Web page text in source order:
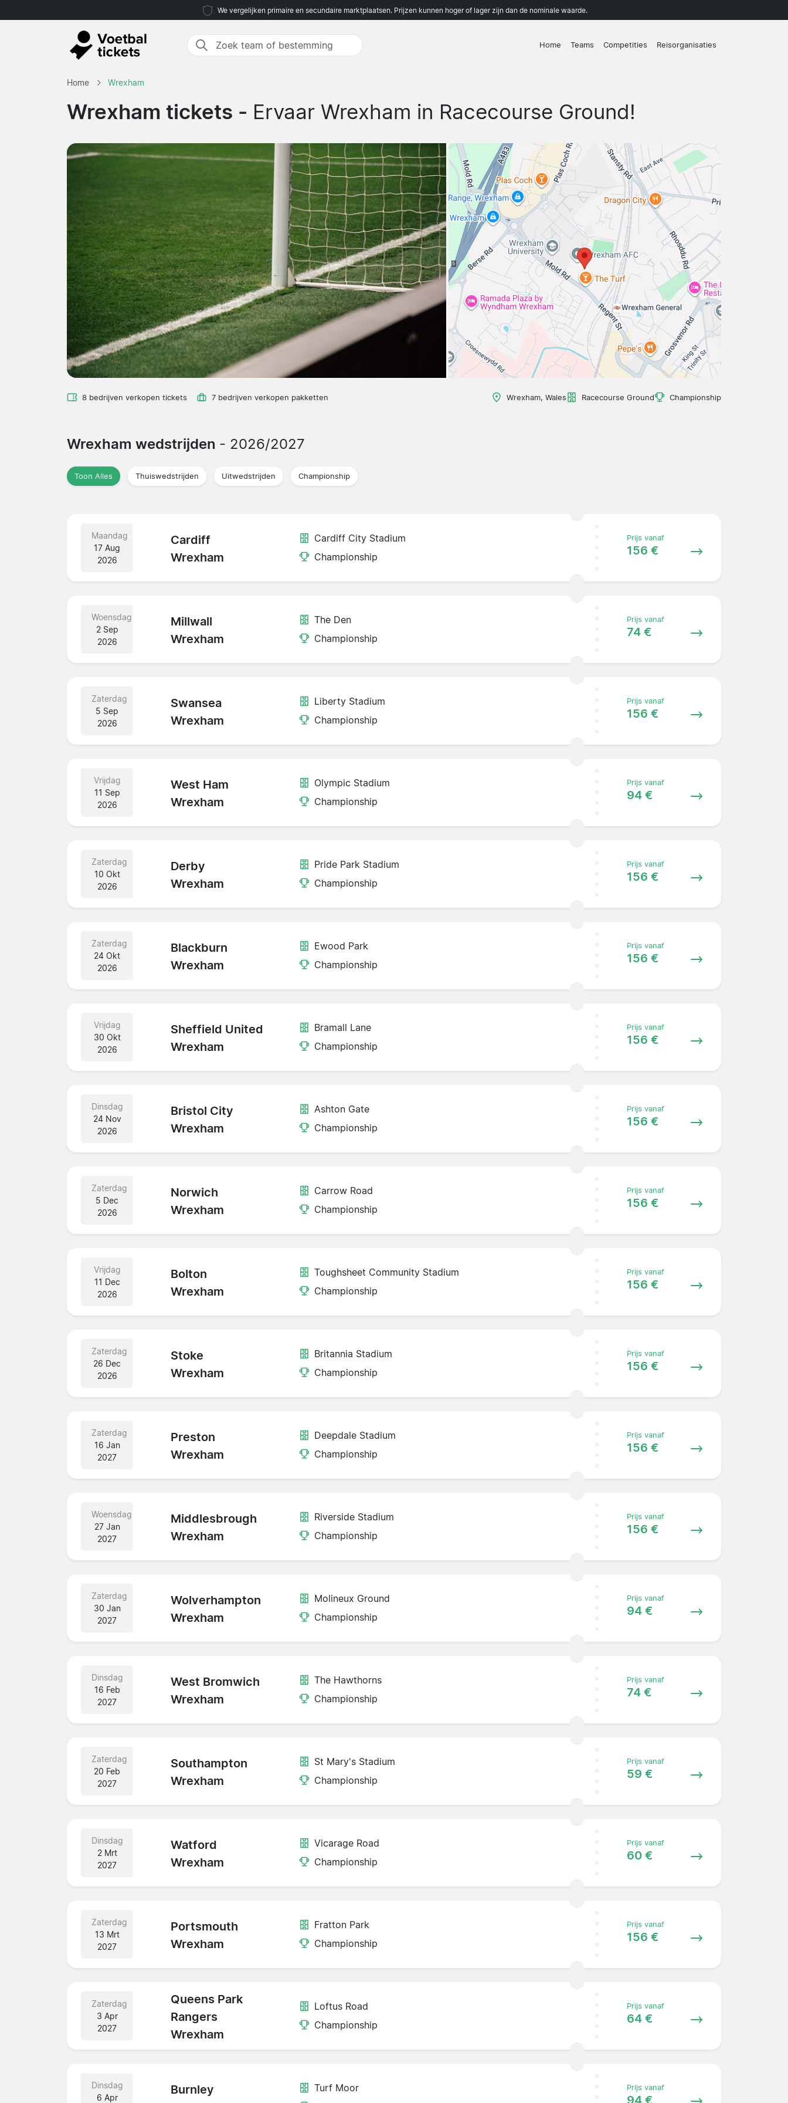
We vergelijken primaire en secundaire marktplaatsen. Prijzen kunnen hoger of lager zijn dan de nominale waarde.
Home Teams Competities Reisorganisaties
Home Wrexham
Wrexham tickets - Ervaar Wrexham in Racecourse Ground!
8 bedrijven verkopen tickets 7 bedrijven verkopen pakketten Wrexham, Wales Racecourse Ground Championship
Wrexham wedstrijden - 2026/2027
Toon Alles Thuiswedstrijden Uitwedstrijden Championship
Maandag
17 Aug
2026
Cardiff
Wrexham
Cardiff City Stadium
Championship
Prijs vanaf
156 €
Woensdag
2 Sep
2026
Millwall
Wrexham
The Den
Championship
Prijs vanaf
74 €
Zaterdag
5 Sep
2026
Swansea
Wrexham
Liberty Stadium
Championship
Prijs vanaf
156 €
Vrijdag
11 Sep
2026
West Ham
Wrexham
Olympic Stadium
Championship
Prijs vanaf
94 €
Zaterdag
10 Okt
2026
Derby
Wrexham
Pride Park Stadium
Championship
Prijs vanaf
156 €
Zaterdag
24 Okt
2026
Blackburn
Wrexham
Ewood Park
Championship
Prijs vanaf
156 €
Vrijdag
30 Okt
2026
Sheffield United
Wrexham
Bramall Lane
Championship
Prijs vanaf
156 €
Dinsdag
24 Nov
2026
Bristol City
Wrexham
Ashton Gate
Championship
Prijs vanaf
156 €
Zaterdag
5 Dec
2026
Norwich
Wrexham
Carrow Road
Championship
Prijs vanaf
156 €
Vrijdag
11 Dec
2026
Bolton
Wrexham
Toughsheet Community Stadium
Championship
Prijs vanaf
156 €
Zaterdag
26 Dec
2026
Stoke
Wrexham
Britannia Stadium
Championship
Prijs vanaf
156 €
Zaterdag
16 Jan
2027
Preston
Wrexham
Deepdale Stadium
Championship
Prijs vanaf
156 €
Woensdag
27 Jan
2027
Middlesbrough
Wrexham
Riverside Stadium
Championship
Prijs vanaf
156 €
Zaterdag
30 Jan
2027
Wolverhampton
Wrexham
Molineux Ground
Championship
Prijs vanaf
94 €
Dinsdag
16 Feb
2027
West Bromwich
Wrexham
The Hawthorns
Championship
Prijs vanaf
74 €
Zaterdag
20 Feb
2027
Southampton
Wrexham
St Mary's Stadium
Championship
Prijs vanaf
59 €
Dinsdag
2 Mrt
2027
Watford
Wrexham
Vicarage Road
Championship
Prijs vanaf
60 €
Zaterdag
13 Mrt
2027
Portsmouth
Wrexham
Fratton Park
Championship
Prijs vanaf
156 €
Zaterdag
3 Apr
2027
Queens Park
Rangers
Wrexham
Loftus Road
Championship
Prijs vanaf
64 €
Dinsdag
6 Apr
Burnley
Turf Moor
Prijs vanaf
94 €